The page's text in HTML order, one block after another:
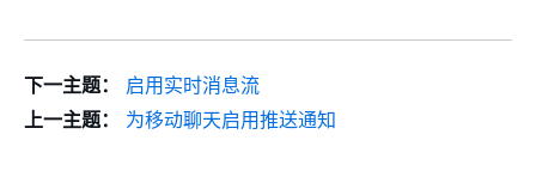
下一主题：
启用实时消息流
上一主题：
为移动聊天启用推送通知